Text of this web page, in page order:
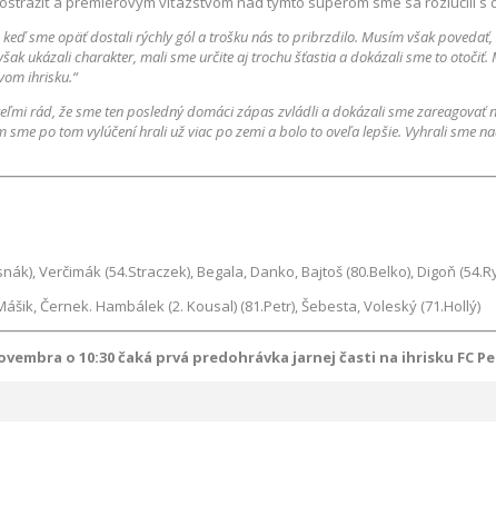
sme opäť dostali rýchly gól a trošku nás to pribrzdilo. Musím však
ukázali charakter, mali sme určite aj trochu šťastia a dokázali sme to
ihrisku.“
rád, že sme ten posledný domáci zápas zvládli a dokázali sme zareagovať
po tom vylúčení hrali už viac po zemi a bolo to oveľa lepšie. Vyhrali sme
Verčimák (54.Straczek), Begala, Danko, Bajtoš (80.Belko), Digoň
Černek. Hambálek (2. Kousal) (81.Petr), Šebesta, Voleský (71.Hollý)
o 10:30 čaká prvá predohrávka jarnej časti na ihrisku FC